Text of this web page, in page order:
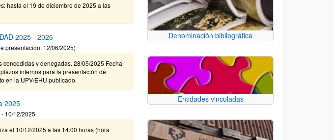
hasta el 19 de diciembre de 2025 a las
2025 - 2026
presentación: 12/06/2025)
y denegadas. 28/05/2025 Fecha
internos para la presentación de
en la UPV/EHU publicado.
2025
10/12/2025
el 10/12/2025 a las 14:00 horas (hora
Denominación bibliográfica
Entidades vinculadas